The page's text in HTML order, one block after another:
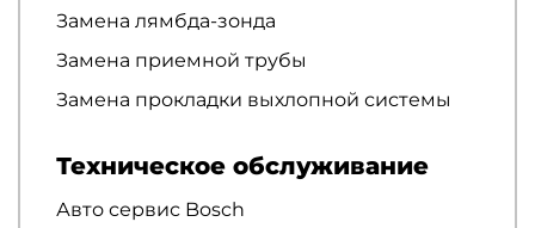
Замена лямбда-зонда
Замена приемной трубы
Замена прокладки выхлопной системы
Техническое обслуживание
Авто сервис Bosch